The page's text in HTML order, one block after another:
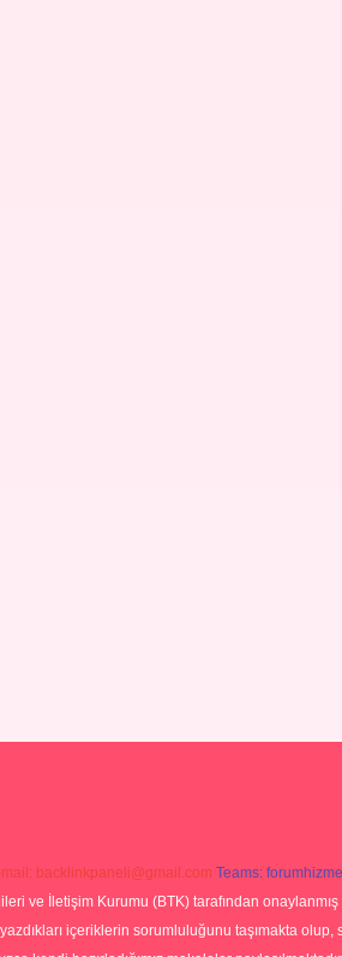
mail: backlinkpaneli@gmail.com Teams:
ve İletişim Kurumu (BTK) tarafından
içeriklerin sorumluluğunu taşımakta